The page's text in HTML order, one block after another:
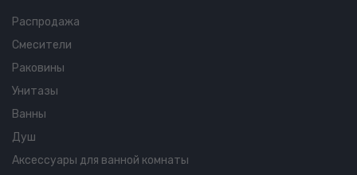
Распродажа
Смесители
Раковины
Унитазы
Ванны
Душ
Аксессуары для ванной комнаты